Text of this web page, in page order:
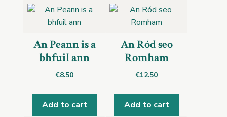
An Peann is a
bhfuil ann
€8.50
Add to cart
An Ród seo
Romham
€12.50
Add to cart